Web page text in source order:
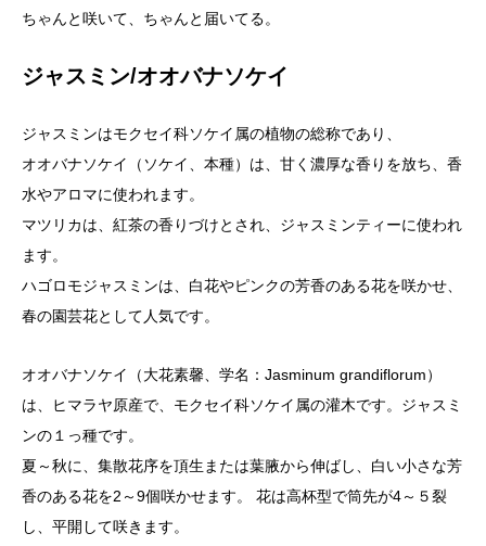
ちゃんと咲いて、ちゃんと届いてる。
ジャスミン/オオバナソケイ
ジャスミンはモクセイ科ソケイ属の植物の総称であり、
オオバナソケイ（ソケイ、本種）は、甘く濃厚な香りを放ち、香
水やアロマに使われます。
マツリカは、紅茶の香りづけとされ、ジャスミンティーに使われ
ます。
ハゴロモジャスミンは、白花やピンクの芳香のある花を咲かせ、
春の園芸花として人気です。
オオバナソケイ（大花素馨、学名：Jasminum grandiflorum）
は、ヒマラヤ原産で、モクセイ科ソケイ属の灌木です。ジャスミ
ンの１っ種です。
夏～秋に、集散花序を頂生または葉腋から伸ばし、白い小さな芳
香のある花を2～9個咲かせます。 花は高杯型で筒先が4～５裂
し、平開して咲きます。